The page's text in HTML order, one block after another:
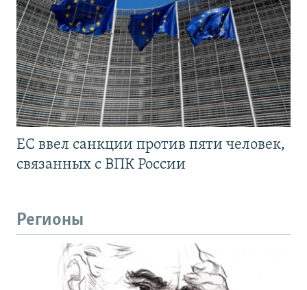
ЕС ввел санкции против пяти человек,
связанных с ВПК России
Регионы